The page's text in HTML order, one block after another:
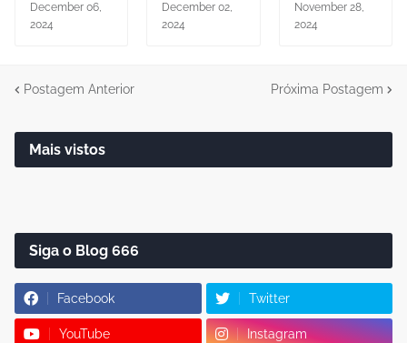
December 06,
2024
December 02,
2024
November 28,
2024
Postagem Anterior Próxima Postagem
Mais vistos
Siga o Blog 666
Facebook Twitter
YouTube Instagram